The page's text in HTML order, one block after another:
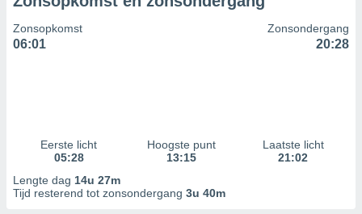
Zonsopkomst
06:01
Zonsondergang
20:28
Eerste licht
05:28
Hoogste punt
13:15
Laatste licht
21:02
Lengte dag 14u 27m
Tijd resterend tot zonsondergang 3u 40m